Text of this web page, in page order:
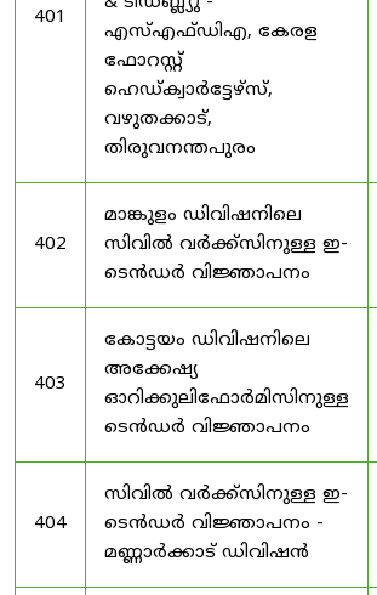
401
എസ്എഫ്ഡിഎ, കേരള
ഫോറസ്റ്റ്
ഹെഡ്ക്വാർട്ടേഴ്സ്,
വഴുതക്കാട്,
തിരുവനന്തപുരം
402
മാങ്കുളം ഡിവിഷനിലെ
സിവിൽ വർക്ക്സിനുള്ള ഇ-
ടെൻഡർ വിജ്ഞാപനം
403
കോട്ടയം ഡിവിഷനിലെ
അക്കേഷ്യ
ഓറിക്കുലിഫോർമിസിനുള്ള
ടെൻഡർ വിജ്ഞാപനം
404
സിവിൽ വർക്ക്സിനുള്ള ഇ-
ടെൻഡർ വിജ്ഞാപനം -
മണ്ണാർക്കാട് ഡിവിഷൻ